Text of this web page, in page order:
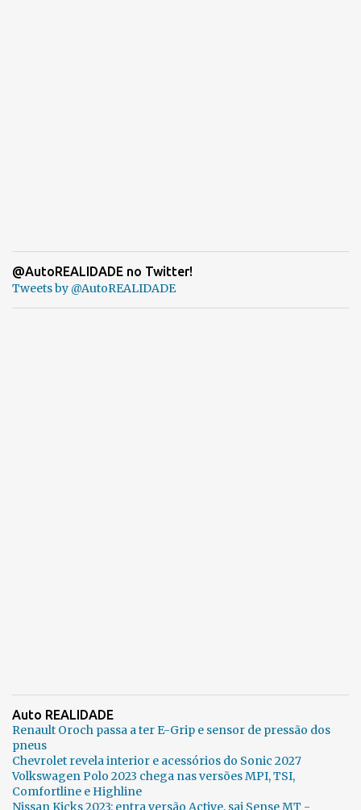
@AutoREALIDADE no Twitter!
Tweets by @AutoREALIDADE
Auto REALIDADE
Renault Oroch passa a ter E-Grip e sensor de pressão dos
pneus
Chevrolet revela interior e acessórios do Sonic 2027
Volkswagen Polo 2023 chega nas versões MPI, TSI,
Comfortline e Highline
Nissan Kicks 2023: entra versão Active, sai Sense MT -